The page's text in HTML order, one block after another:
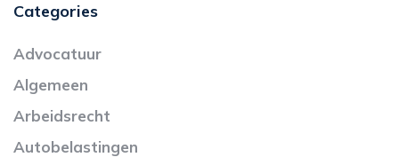
Categories
Advocatuur
Algemeen
Arbeidsrecht
Autobelastingen